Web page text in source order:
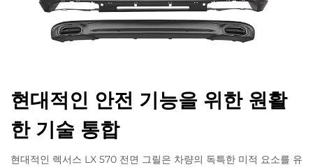
현대적인 안전 기능을 위한 원활
한 기술 통합
현대적인 렉서스 LX 570 전면 그릴은 차량의 독특한 미적 요소를 유